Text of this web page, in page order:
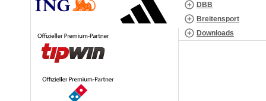
DBB
Breitensport
Downloads